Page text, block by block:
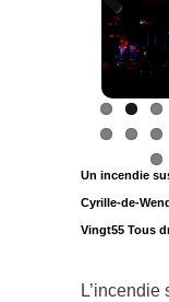
Previous
Un incendie
Cyrille-de-
Vingt55 Tous
L’incendie